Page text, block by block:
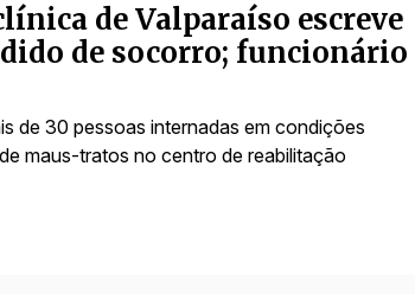
de Valparaíso escreve
de socorro; funcionário
de 30 pessoas internadas em condições
maus-tratos no centro de reabilitação